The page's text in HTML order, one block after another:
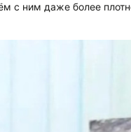
с ним даже более